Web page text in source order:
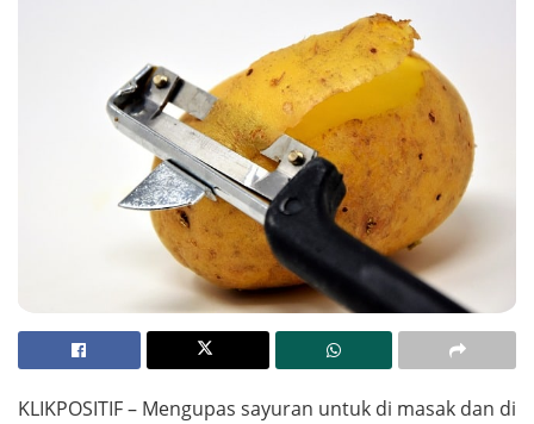
KLIKPOSITIF – Mengupas sayuran untuk di masak dan di